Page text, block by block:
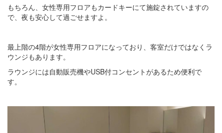
もちろん、女性専用フロアもカードキーにて施錠されていますの
で、夜も安心して過ごせますよ。
最上階の4階が女性専用フロアになっており、客室だけではなくラ
ウンジもあります。
ラウンジには自動販売機やUSB付コンセントがあるため便利で
す。